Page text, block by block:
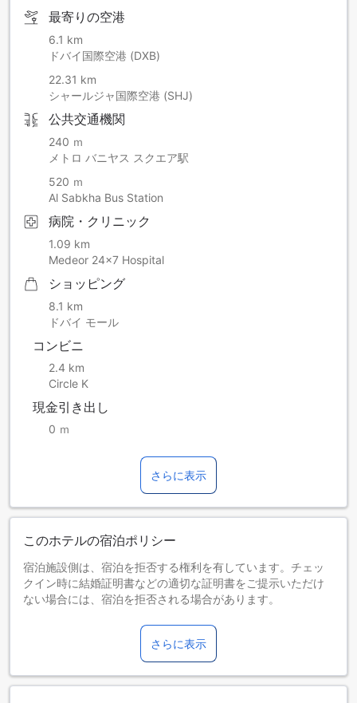
最寄りの空港
6.1 km
ドバイ国際空港 (DXB)
22.31 km
シャールジャ国際空港 (SHJ)
公共交通機関
240 ｍ
メトロ バニヤス スクエア駅
520 ｍ
Al Sabkha Bus Station
病院・クリニック
1.09 km
Medeor 24x7 Hospital
ショッピング
8.1 km
ドバイ モール
コンビニ
2.4 km
Circle K
現金引き出し
0 ｍ
さらに表示
このホテルの宿泊ポリシー
宿泊施設側は、宿泊を拒否する権利を有しています。チェッ
クイン時に結婚証明書などの適切な証明書をご提示いただけ
ない場合には、宿泊を拒否される場合があります。
以下の料金を当施設にて直接お支払いください。
【税金】1泊1部屋につきAED 15.00
【要デポジット】ご滞在中の破損などの補償に備え、チェッ
クイン時にAED 500のデポジットをお預けいただきます。
さらに表示